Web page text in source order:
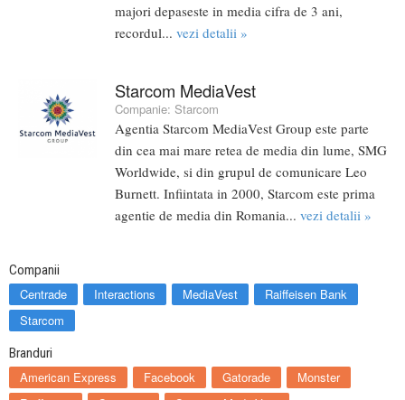
majori depaseste in media cifra de 3 ani,
recordul... vezi detalii »
Starcom MediaVest
Companie: Starcom
Agentia Starcom MediaVest Group este parte
din cea mai mare retea de media din lume, SMG
Worldwide, si din grupul de comunicare Leo
Burnett. Infiintata in 2000, Starcom este prima
agentie de media din Romania... vezi detalii »
Companii
Centrade Interactions MediaVest
Raiffeisen Bank
Starcom
Branduri
American Express Facebook Gatorade
Monster